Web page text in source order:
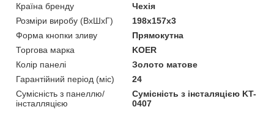
Країна бренду
Чехія
Розміри виробу (ВхШхГ)
198x157x3
Форма кнопки зливу
Прямокутна
Торгова марка
KOER
Колір панелі
Золото матове
Гарантійний період (міс)
24
Сумісність з панеллю/
інсталляцією
Сумісність з інсталяцією KT-
0407